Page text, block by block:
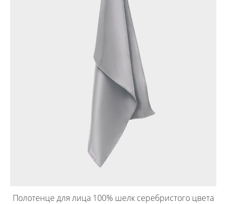
Полотенце для лица 100% шелк серебристого цвета